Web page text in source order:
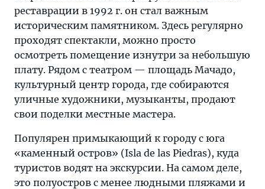
реставрации в 1992 г. он стал важным
историческим памятником. Здесь регулярно
проходят спектакли, можно просто
осмотреть помещение изнутри за небольшую
плату. Рядом с театром — площадь Мачадо,
культурный центр города, где собираются
уличные художники, музыканты, продают
свои поделки местные мастера.
Популярен примыкающий к городу с юга
«каменный остров» (Isla de las Piedras), куда
туристов водят на экскурсии. На самом деле,
это полуостров с менее людными пляжами и